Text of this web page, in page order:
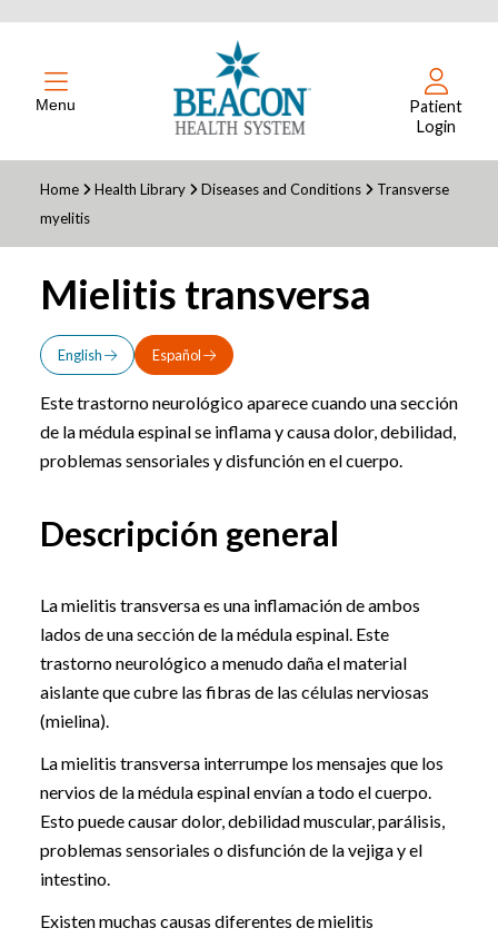
Menu
Patient
Login
Home Health Library Diseases and Conditions
Transverse
myelitis
Mielitis transversa
English Español
Este trastorno neurológico aparece cuando una sección
de la médula espinal se inflama y causa dolor, debilidad,
problemas sensoriales y disfunción en el cuerpo.
Descripción general
La mielitis transversa es una inflamación de ambos
lados de una sección de la médula espinal. Este
trastorno neurológico a menudo daña el material
aislante que cubre las fibras de las células nerviosas
(mielina).
La mielitis transversa interrumpe los mensajes que los
nervios de la médula espinal envían a todo el cuerpo.
Esto puede causar dolor, debilidad muscular, parálisis,
problemas sensoriales o disfunción de la vejiga y el
intestino.
Existen muchas causas diferentes de mielitis